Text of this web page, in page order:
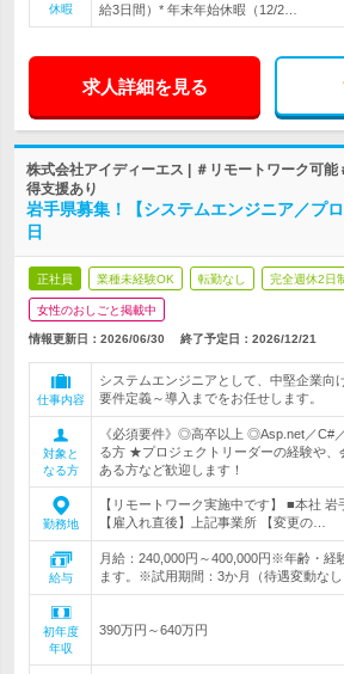
休暇
給3日間）* 年末年始休暇（12/2…
求人詳細を見る
株式会社アイディーエス | ＃リモートワーク可
得支援あり
岩手県募集！【システムエンジニア／プ
日
正社員 業種未経験OK 転勤なし 完全週休2日
女性のおしごと掲載中
情報更新日：2026/06/30 終了予定日： 2026/12/21
仕事内容
システムエンジニアとして、中堅企業向
要件定義～導入までをお任せします。
対象と
なる方
《必須要件》◎高卒以上 ◎Asp.net／C#
る方 ★プロジェクトリーダーの経験や、
ある方など歓迎します！
勤務地
【リモートワーク実施中です】 ■本社
【雇入れ直後】上記事業所 【変更の…
給与
月給：240,000円～400,000円※年齢・経
ます。※試用期間：3か月（待遇変動なし
初年度
年収
390万円～640万円